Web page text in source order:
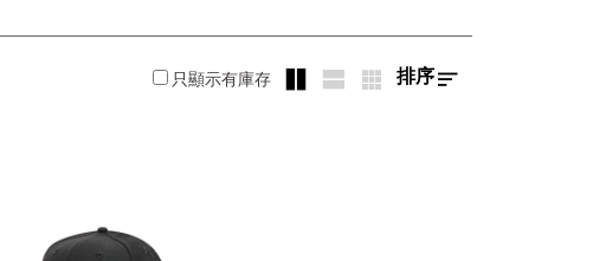
只顯示有庫存 排序